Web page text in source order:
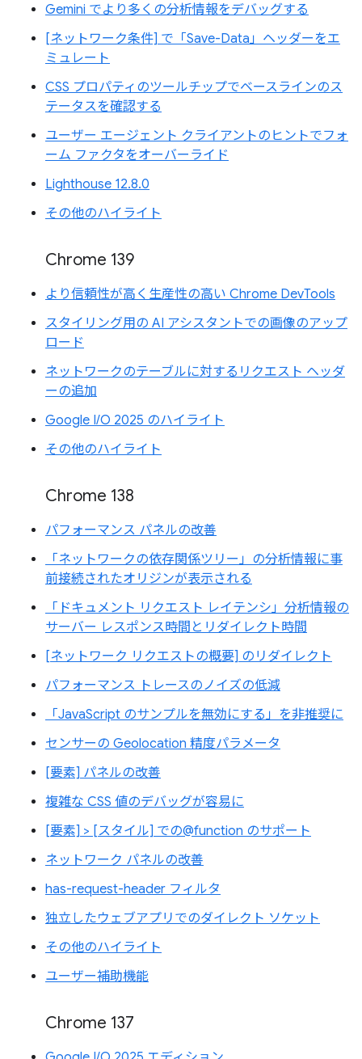
Gemini でより多くの分析情報をデバッグする
[ネットワーク条件] で「Save-Data」ヘッダーをエ
ミュレート
CSS プロパティのツールチップでベースラインのス
テータスを確認する
ユーザー エージェント クライアントのヒントでフォ
ーム ファクタをオーバーライド
Lighthouse 12.8.0
その他のハイライト
Chrome 139
より信頼性が高く生産性の高い Chrome DevTools
スタイリング用の AI アシスタントでの画像のアップ
ロード
ネットワークのテーブルに対するリクエスト ヘッダ
ーの追加
Google I/O 2025 のハイライト
その他のハイライト
Chrome 138
パフォーマンス パネルの改善
「ネットワークの依存関係ツリー」の分析情報に事
前接続されたオリジンが表示される
「ドキュメント リクエスト レイテンシ」分析情報の
サーバー レスポンス時間とリダイレクト時間
[ネットワーク リクエストの概要] のリダイレクト
パフォーマンス トレースのノイズの低減
「JavaScript のサンプルを無効にする」を非推奨に
センサーの Geolocation 精度パラメータ
[要素] パネルの改善
複雑な CSS 値のデバッグが容易に
[要素] > [スタイル] での@function のサポート
ネットワーク パネルの改善
has-request-header フィルタ
独立したウェブアプリでのダイレクト ソケット
その他のハイライト
ユーザー補助機能
Chrome 137